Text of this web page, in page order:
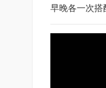
早晚各一次搭